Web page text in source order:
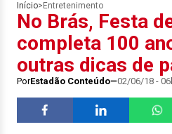
Início> Entretenimento
No Brás, Festa
completa 100
outras dicas de
PorEstadão Conteúdo 02/06/18 -